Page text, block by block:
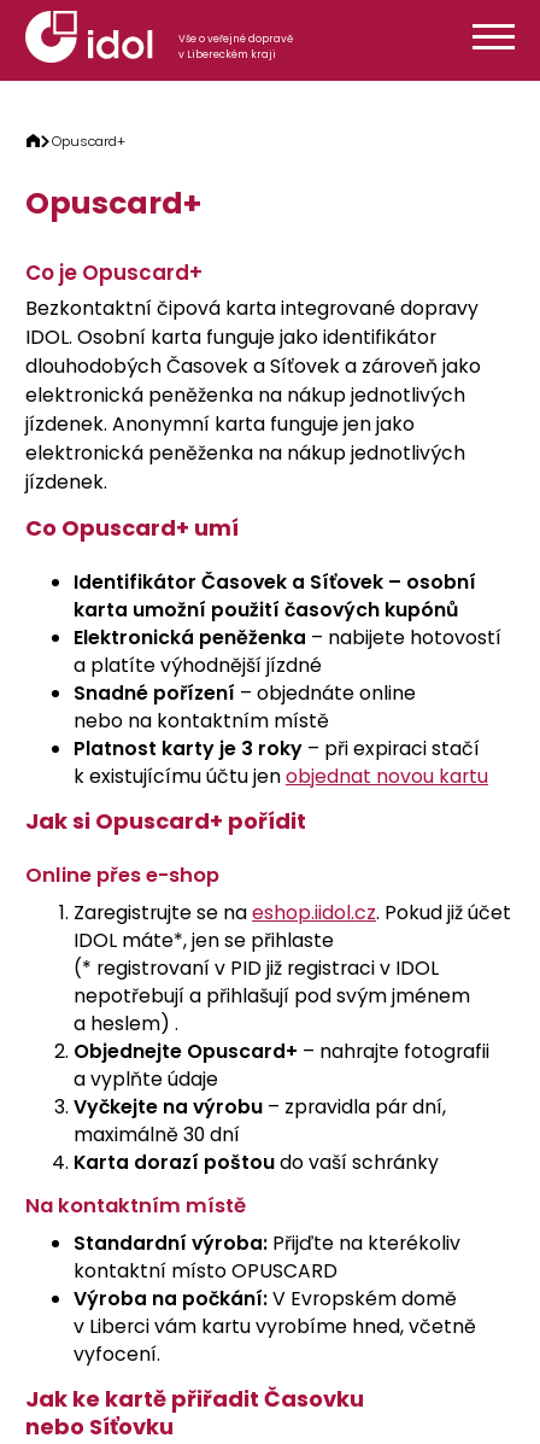
Přeskočit na obsah
Vše o veřejné dopravě
v Libereckém kraji
Opuscard+
Opuscard+
Co je Opuscard+
Bezkontaktní čipová karta integrované dopravy
IDOL. Osobní karta funguje jako identifikátor
dlouhodobých Časovek a Síťovek a zároveň jako
elektronická peněženka na nákup jednotlivých
jízdenek. Anonymní karta funguje jen jako
elektronická peněženka na nákup jednotlivých
jízdenek.
Co Opuscard+ umí
Identifikátor Časovek a Síťovek – osobní
karta umožní použití časových kupónů
Elektronická peněženka – nabijete hotovostí
a platíte výhodnější jízdné
Snadné pořízení – objednáte online
nebo na kontaktním místě
Platnost karty je 3 roky – při expiraci stačí
k existujícímu účtu jenobjednat novou kartu
Jak si Opuscard+ pořídit
Online přes e-shop
Zaregistrujte se naeshop.iidol.cz. Pokud již účet
IDOL máte*, jen se přihlaste
(* registrovaní v PID již registraci v IDOL
nepotřebují a přihlašují pod svým jménem
a heslem) .
Objednejte Opuscard+ – nahrajte fotografii
a vyplňte údaje
Vyčkejte na výrobu – zpravidla pár dní,
maximálně 30 dní
Karta dorazí poštoudo vaší schránky
Na kontaktním místě
Standardní výroba: Přijďte na kterékoliv
kontaktní místo OPUSCARD
Výroba na počkání:V Evropském domě
v Liberci vám kartu vyrobíme hned, včetně
vyfocení.
Jak ke kartě přiřadit Časovku
nebo Síťovku